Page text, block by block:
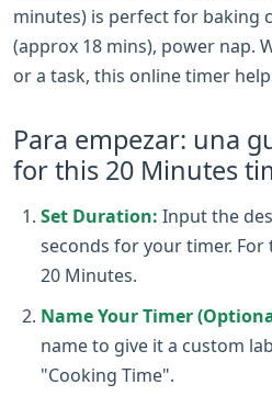
minutes) is perfect for baking
(approx 18 mins), power nap.
or a task, this online timer
Para empezar: una
for this 20 Minutes
Set Duration: Input the
seconds for your timer.
20 Minutes.
Name Your Timer
name to give it a custom
"Cooking Time".